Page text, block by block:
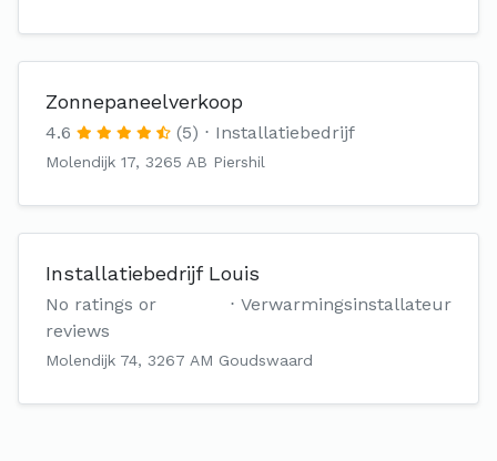
Zonnepaneelverkoop
4.6 (5) Installatiebedrijf
Molendijk 17, 3265 AB Piershil
Installatiebedrijf Louis
No ratings or
reviews
Verwarmingsinstallateur
Molendijk 74, 3267 AM Goudswaard